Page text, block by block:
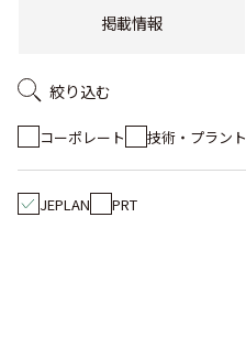
掲載情報
絞り込む
コーポレート 技術・プラント
JEPLAN PRT